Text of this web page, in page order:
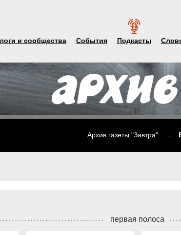
и сообщества События Подкасты
Архив газеты"Завтра" →
первая полоса